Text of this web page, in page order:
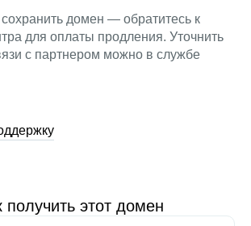
домен — обратитесь к
для оплаты продления. Уточнить
с партнером можно в службе
получить этот домен